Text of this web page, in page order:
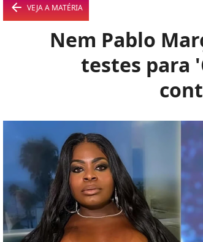
arrow_left VEJA A MATÉRIA
Nem Pablo
testes para